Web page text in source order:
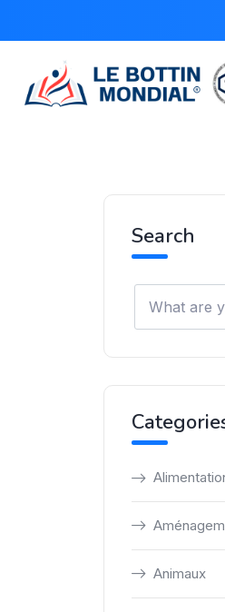
Search
Animaux